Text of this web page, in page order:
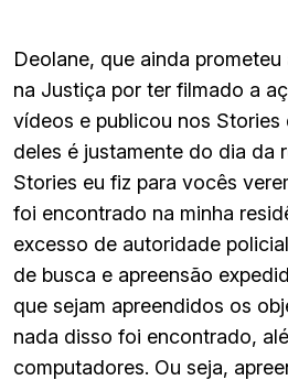
Deolane, que ainda
na Justiça por ter filmado a
vídeos e publicou nos Stories
deles é justamente do dia da
Stories eu fiz para vocês
foi encontrado na minha
excesso de autoridade
de busca e apreensão
que sejam apreendidos os
nada disso foi encontrado,
computadores. Ou seja,